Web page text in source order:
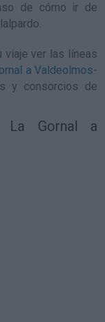
de cómo ir de
.
viaje ver las líneas
a Valdeolmos-
y consorcios de
La Gornal a